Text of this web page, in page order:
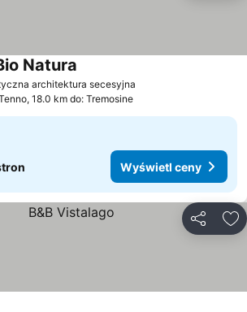
architektura secesyjna
Natura
18.0 km do: Tremosine
Wyświetl ceny